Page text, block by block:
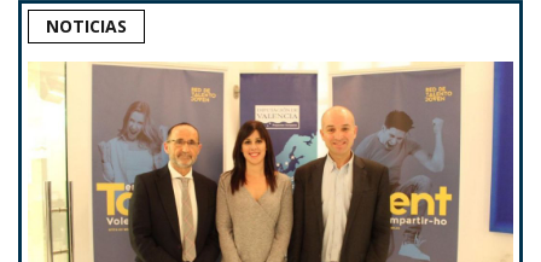
NOTICIAS